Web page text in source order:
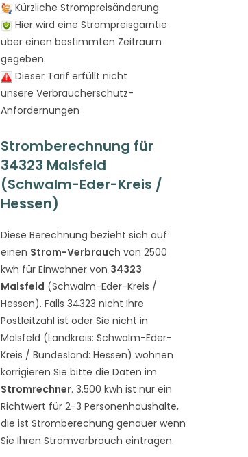
Kürzliche Strompreisänderung
Hier wird eine Strompreisgarntie
über einen bestimmten Zeitraum
gegeben.
Dieser Tarif erfüllt nicht
unsere Verbraucherschutz-
Anfordernungen
Stromberechnung für
34323 Malsfeld
(Schwalm-Eder-Kreis /
Hessen)
Diese Berechnung bezieht sich auf
einen Strom-Verbrauch von 2500
kwh für Einwohner von 34323
Malsfeld (Schwalm-Eder-Kreis /
Hessen). Falls 34323 nicht Ihre
Postleitzahl ist oder Sie nicht in
Malsfeld (Landkreis: Schwalm-Eder-
Kreis / Bundesland: Hessen) wohnen
korrigieren Sie bitte die Daten im
Stromrechner. 3.500 kwh ist nur ein
Richtwert für 2-3 Personenhaushalte,
die ist Stromberechung genauer wenn
Sie Ihren Stromverbrauch eintragen.